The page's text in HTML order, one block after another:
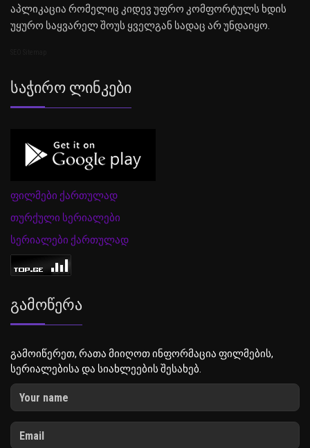
აპლიკაცია რომელიც კიდევ უფრო კომფორტულს ხდის
უყურო საყვარელ შოუს ყველგან სადაც არ უნდაიყო.
Საჭირო Ლინკები
ფილმები ქართულად
თურქული სერიალები
სერიალები ქართულად
Გამოწერა
გამოიწერეთ, რათა მიიღოთ ინფორმაცია ფილმების,
სერიალებისა და სიახლეების შესახებ.